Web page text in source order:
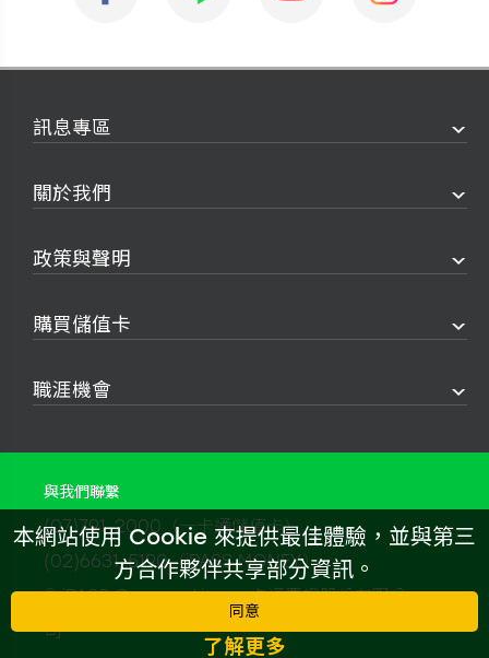
訊息專區
關於我們
政策與聲明
購買儲值卡
職涯機會
與我們聯繫
(07)791-2000（一卡通儲值卡）
(02)6631-5190（iPASS MONEY）
© iPASS Corporation 一卡通票證股份有限公
司
本網站使用 Cookie 來提供最佳體驗，並與第三
方合作夥伴共享部分資訊。
同意
了解更多